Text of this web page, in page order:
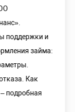
поддержки и
займа:
Как
подробная